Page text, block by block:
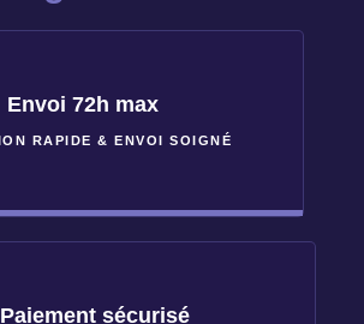
Envoi 72h max
RAPIDE & ENVOI SOIGNÉ
Paiement sécurisé